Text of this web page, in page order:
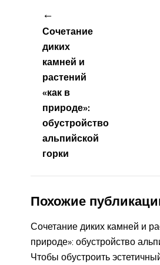
←
Сочетание
диких
камней и
растений
«как в
природе»:
обустройство
альпийской
горки
Похожие
Сочетание диких камней и
природе»: обустройство
Чтобы обустроить